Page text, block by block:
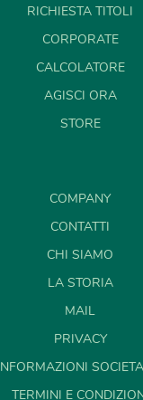
RICHIESTA TITOLI
CORPORATE
CALCOLATORE
AGISCI ORA
STORE
COMPANY
CONTATTI
CHI SIAMO
LA STORIA
MAIL
PRIVACY
TERMINI E